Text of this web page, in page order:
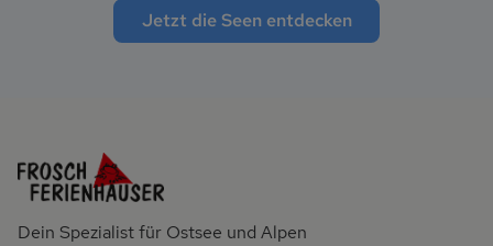
Jetzt die Seen entdecken
Dein Spezialist für Ostsee und Alpen